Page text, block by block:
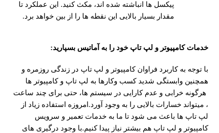
پیکسل ها انباشته شده اند، مکث کنید. این عملکرد تا
مقدار بسیار بالایی این نقطه ها را از بین خواهد برد.
خدمات کامپیوتر و لپ تاپ خود را به آماتیس بسپارید:
با توجه به کاربرد فراوان کامپیوتر و لپ تاپ در زندگی روزمره و
همچنین وابستگی شدید کسب وکارها به لپ تاپ و کامپیوتر ها
هرگونه خرابی و عدم کارایی در سیستم ها، حتی برای چند ساعت
، میتواند خسارات بالایی را به وجود آورد.امروزه استفاده زیاد از
لپ تاپ ها باعث می شود تا ما به خدمات تعمیر و سرویس
کامپیوتر و لپ تاپ هم بیشتر نیاز پیدا کنیم.با وجود درگیری های